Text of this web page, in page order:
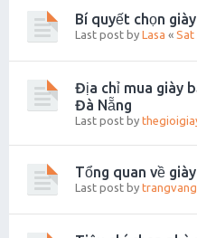
Bí quyết chọn
Last post by Lasa « Sat
Địa chỉ mua giày
Đà Nẵng
Last post by
Tổng quan về
Last post by